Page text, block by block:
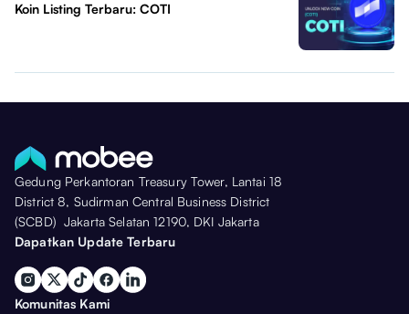
Koin Listing Terbaru: COTI
Gedung Perkantoran Treasury Tower, Lantai 18
District 8, Sudirman Central Business District
(SCBD) Jakarta Selatan 12190, DKI Jakarta
Dapatkan Update Terbaru
Komunitas Kami